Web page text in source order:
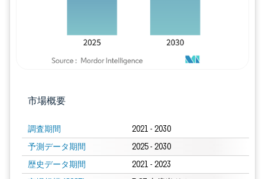
市場概要
調査期間 2021 - 2030
予測データ期間 2025 - 2030
歴史データ期間 2021 - 2023